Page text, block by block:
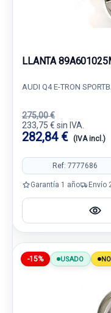
LLANTA
AUDI Q4 E-TRON
275,00 €
233,75 € sin IVA.
282,84 € (IVA incl.)
Ref: 7777686
Garantía 1 año Envío
-15% USADO